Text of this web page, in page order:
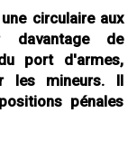
circulaire aux
davantage de
port d'armes,
les mineurs. Il
pénales